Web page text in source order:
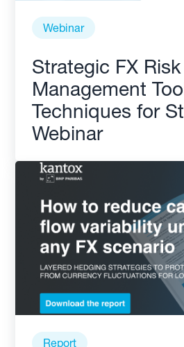
Webinar
Strategic FX Risk
Management
Techniques for
Webinar
Report